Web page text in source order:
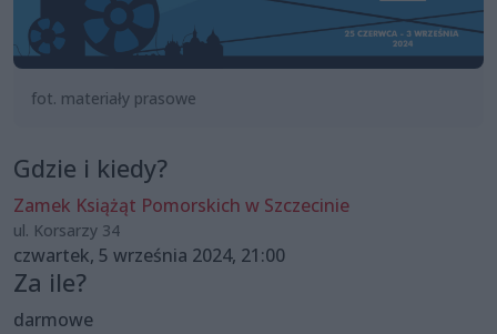
fot. materiały prasowe
Gdzie i kiedy?
Zamek Książąt Pomorskich w Szczecinie
ul. Korsarzy 34
czwartek, 5 września 2024, 21:00
Za ile?
darmowe